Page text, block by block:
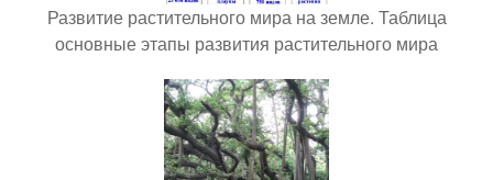
Развитие растительного мира на земле. Таблица
основные этапы развития растительного мира